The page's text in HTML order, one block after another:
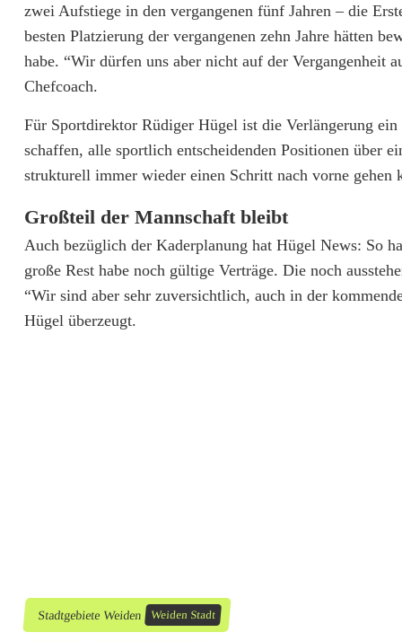
d
e
z
w
i
w
r
zwei Aufstiege in den vergangenen fünf Jahren – die
besten Platzierung der vergangenen zehn Jahre hätten
habe. “Wir dürfen uns aber nicht auf der Vergangenheit
Chefcoach.
Für Sportdirektor Rüdiger Hügel ist die Verlängerung
schaffen, alle sportlich entscheidenden Positionen über
strukturell immer wieder einen Schritt nach vorne gehen
Großteil der Mannschaft bleibt
Auch bezüglich der Kaderplanung hat Hügel News: So
große Rest habe noch gültige Verträge. Die noch
“Wir sind aber sehr zuversichtlich, auch in der
Hügel überzeugt.
Stadtgebiete Weiden Weiden Stadt